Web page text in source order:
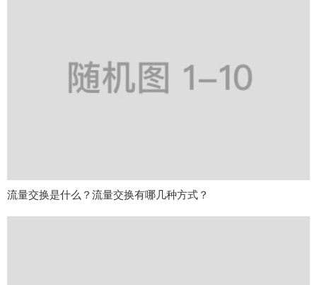
流量交换是什么？流量交换有哪几种方式？